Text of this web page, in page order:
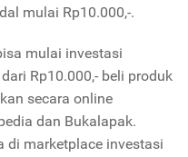
mulai Rp10.000,-.
mulai investasi
Rp10.000,- beli produk
secara online
dan Bukalapak.
di marketplace investasi